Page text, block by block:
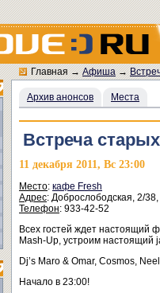
Главная→Афиша→
Архив анонсов Места
Встреча
11 декабря 2011, Вс 23:00
Место: кафе Fresh
Адрес: Доброслободская, 2/
Телефон: 933-42-52
Всех гостей ждет настоящий
Mash-Up, устроим настоящий
Dj’s Maro & Omar, Cosmos,
Начало в 23:00!